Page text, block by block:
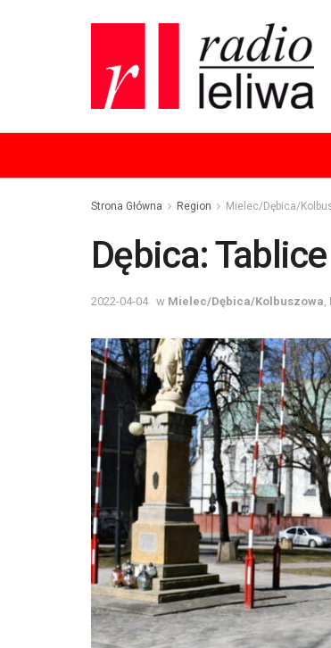
Strona Główna Region Mielec/Dębica/
Dębica:
2022-04-04 w Mielec/Dębica/Kolbuszowa